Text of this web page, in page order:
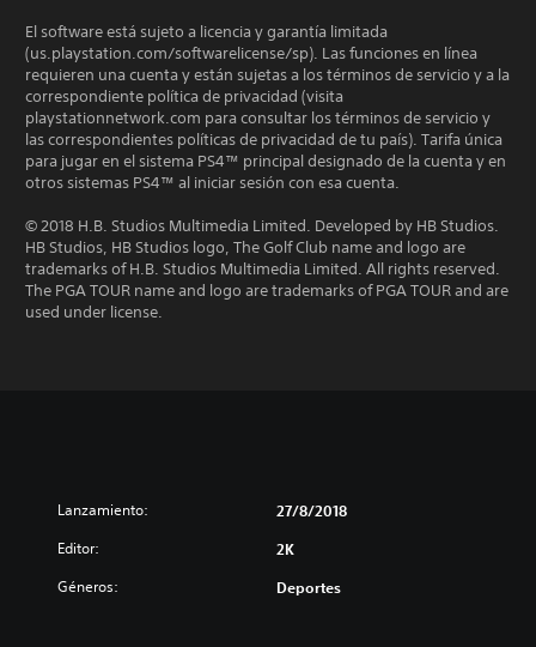
El software está sujeto a licencia y garantía limitada
(us.playstation.com/softwarelicense/sp). Las funciones en línea
requieren una cuenta y están sujetas a los términos de servicio y a la
correspondiente política de privacidad (visita
playstationnetwork.com para consultar los términos de servicio y
las correspondientes políticas de privacidad de tu país). Tarifa única
para jugar en el sistema PS4™ principal designado de la cuenta y en
otros sistemas PS4™ al iniciar sesión con esa cuenta.
© 2018 H.B. Studios Multimedia Limited. Developed by HB Studios.
HB Studios, HB Studios logo, The Golf Club name and logo are
trademarks of H.B. Studios Multimedia Limited. All rights reserved.
The PGA TOUR name and logo are trademarks of PGA TOUR and are
used under license.
Lanzamiento: 27/8/2018
Editor: 2K
Géneros: Deportes